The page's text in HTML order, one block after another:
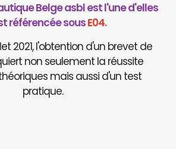
Belge asbl est l'une d'elles
référencée sousE04.
2021, l'obtention d'un brevet de
non seulement la réussite
mais aussi d'un test
pratique.